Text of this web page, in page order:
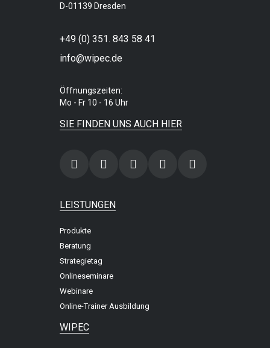
D-01139 Dresden
+49 (0) 351. 843 58 41
info@wipec.de
Öffnungszeiten:
Mo - Fr 10 - 16 Uhr
SIE FINDEN UNS AUCH HIER
LEISTUNGEN
Produkte
Beratung
Strategietag
Onlineseminare
Webinare
Online-Trainer Ausbildung
WIPEC